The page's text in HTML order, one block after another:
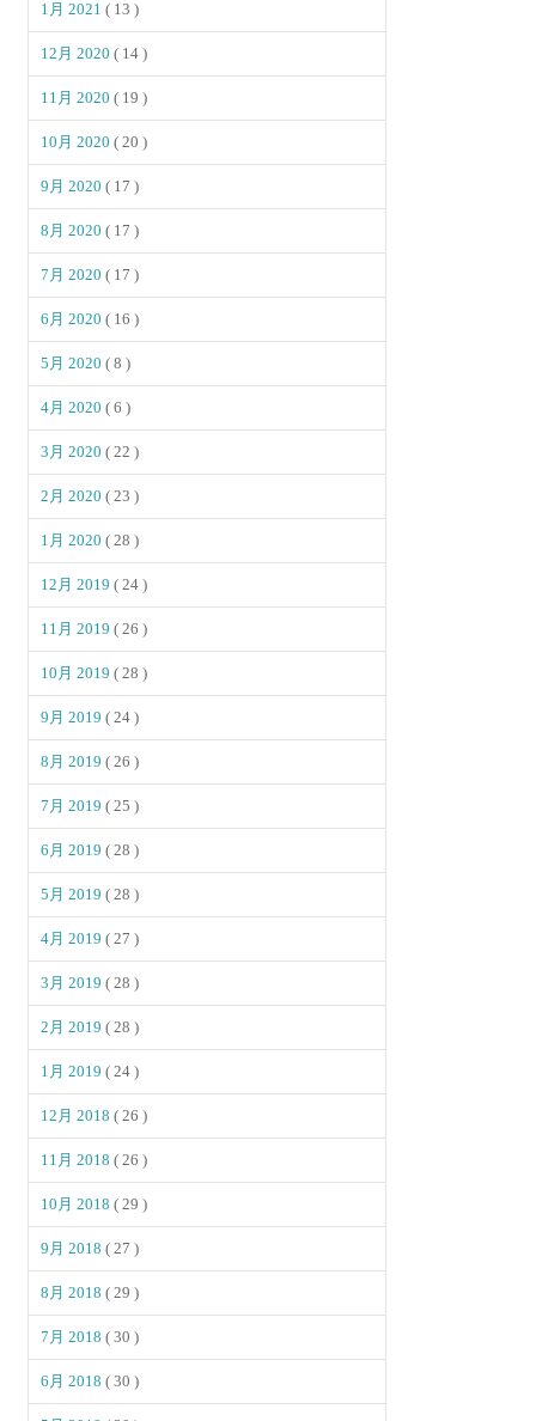
1月 2021( 13 )
12月 2020( 14 )
11月 2020( 19 )
10月 2020( 20 )
9月 2020( 17 )
8月 2020( 17 )
7月 2020( 17 )
6月 2020( 16 )
5月 2020( 8 )
4月 2020( 6 )
3月 2020( 22 )
2月 2020( 23 )
1月 2020( 28 )
12月 2019( 24 )
11月 2019( 26 )
10月 2019( 28 )
9月 2019( 24 )
8月 2019( 26 )
7月 2019( 25 )
6月 2019( 28 )
5月 2019( 28 )
4月 2019( 27 )
3月 2019( 28 )
2月 2019( 28 )
1月 2019( 24 )
12月 2018( 26 )
11月 2018( 26 )
10月 2018( 29 )
9月 2018( 27 )
8月 2018( 29 )
7月 2018( 30 )
6月 2018( 30 )